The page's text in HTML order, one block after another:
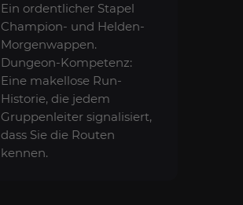
Ein ordentlicher Stapel
Champion- und Helden-
Morgenwappen.
Dungeon-Kompetenz:
Eine makellose Run-
Historie, die jedem
Gruppenleiter signalisiert,
dass Sie die Routen
kennen.